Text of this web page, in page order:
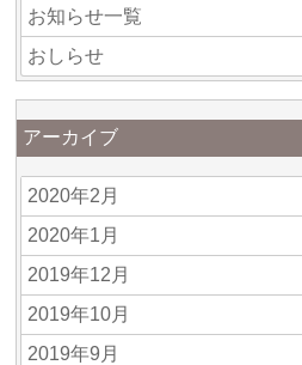
お知らせ一覧
おしらせ
アーカイブ
2020年2月
2020年1月
2019年12月
2019年10月
2019年9月